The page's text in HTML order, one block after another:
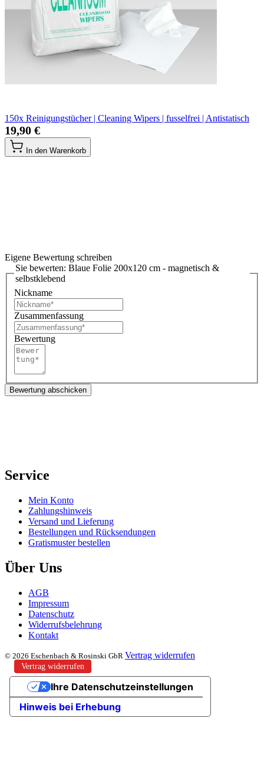
150x Reinigungstücher | Cleaning Wipers | fusselfrei | Antistatisch
19,90 €
In den Warenkorb
Eigene Bewertung schreiben
Sie bewerten: Blaue Folie 200x120 cm - magnetisch &
selbstklebend
Nickname
Zusammenfassung
Bewertung
Bewertung abschicken
Service
Mein Konto
Zahlungshinweis
Versand und Lieferung
Bestellungen und Rücksendungen
Gratismuster bestellen
Über Uns
AGB
Impressum
Datenschutz
Widerrufsbelehrung
Kontakt
© 2026 Eschenbach & Rosinski GbR Vertrag widerrufen
Vertrag widerrufen
Hinweis bei Erhebung
Ihre Datenschutzeinstellungen